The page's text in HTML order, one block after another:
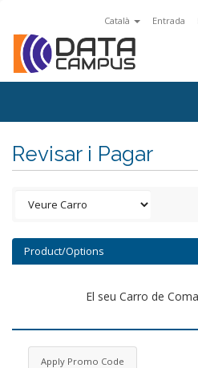
Català Entrada
Revisar i Pagar
Product/Options
El seu Carro de
Apply Promo Code